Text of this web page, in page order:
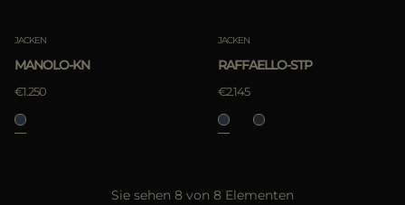
JACKEN
MANOLO-KN
€1.250
JACKEN
RAFFAELLO-STP
€2.145
Sie sehen 8 von 8 Elementen